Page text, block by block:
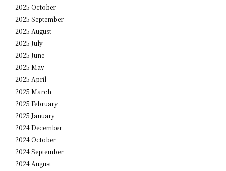
2025 October
2025 September
2025 August
2025 July
2025 June
2025 May
2025 April
2025 March
2025 February
2025 January
2024 December
2024 October
2024 September
2024 August